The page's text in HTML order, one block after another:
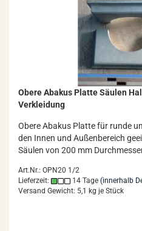
Obere Aba­kus Plat­te Säu­len
Ver­klei­dung
Obere Aba­kus Plat­te für runde
den Innen und Au­ßen­be­reich
Säu­len von 200 mm
Art.Nr.: OPN20 1/2
Lieferzeit:
14 Tage (innerhalb
Versand Gewicht: 5,1 kg je Stück